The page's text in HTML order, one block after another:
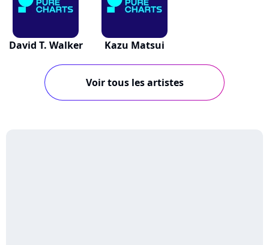
David T. Walker Kazu Matsui
Voir tous les artistes